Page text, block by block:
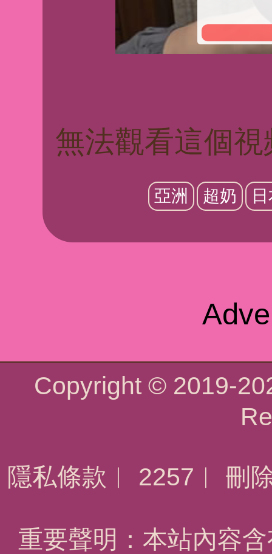
無法觀看這個
亞洲 超奶
Copyright © 2019-
隱私條款 ︱ 2257 ︱ 刪
重要聲明：本站內容